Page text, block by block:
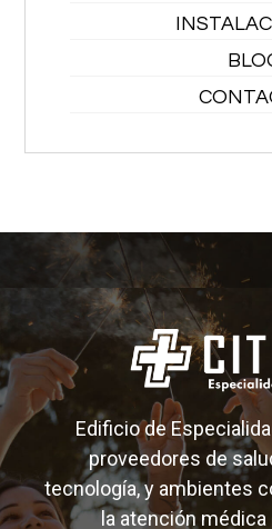
Edificio de
proveedores de
tecnología, y ambientes
la atención